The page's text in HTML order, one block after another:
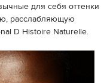
для себя оттенки
расслабляющую
D Histoire Naturelle.